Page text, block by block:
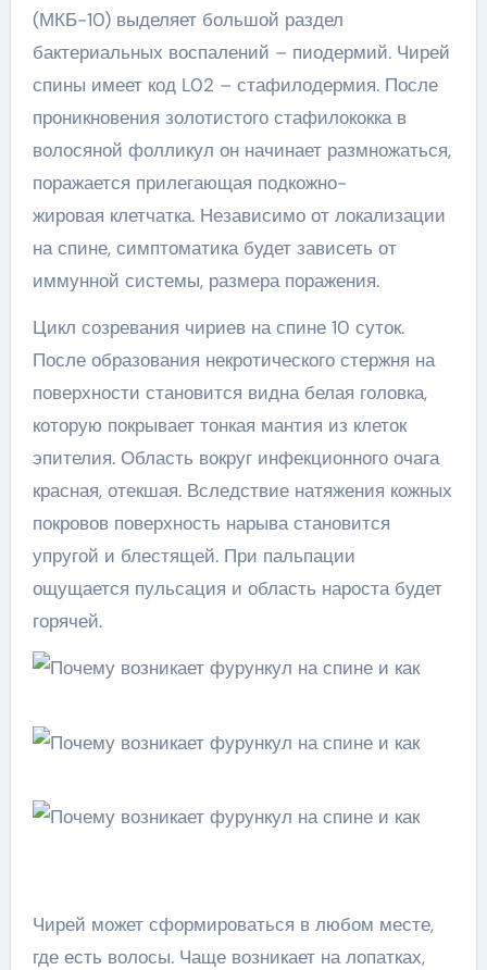
(МКБ-10) выделяет большой раздел
бактериальных воспалений – пиодермий. Чирей
спины имеет код L02 – стафилодермия. После
проникновения золотистого стафилококка в
волосяной фолликул он начинает размножаться,
поражается прилегающая подкожно-
жировая клетчатка. Независимо от локализации
на спине, симптоматика будет зависеть от
иммунной системы, размера поражения.
Цикл созревания чириев на спине 10 суток.
После образования некротического стержня на
поверхности становится видна белая головка,
которую покрывает тонкая мантия из клеток
эпителия. Область вокруг инфекционного очага
красная, отекшая. Вследствие натяжения кожных
покровов поверхность нарыва становится
упругой и блестящей. При пальпации
ощущается пульсация и область нароста будет
горячей.
Чирей может сформироваться в любом месте,
где есть волосы. Чаще возникает на лопатках,